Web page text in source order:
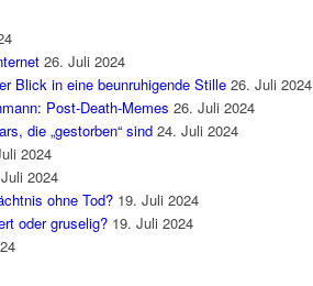
26. Juli 2024
Blick in eine beunruhigende Stille 26. Juli 2024
Post-Death-Memes 26. Juli 2024
die „gestorben“ sind 24. Juli 2024
2024
2024
ohne Tod? 19. Juli 2024
oder gruselig? 19. Juli 2024